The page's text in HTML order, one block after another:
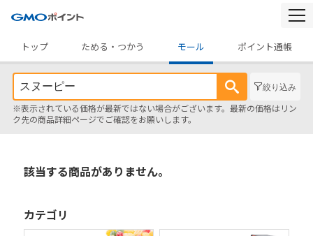
トップ
ためる・つかう モール ポイント通帳
絞り込み
※表示されている価格が最新ではない場合がございます。最新の価格はリン
ク先の商品詳細ページでご確認をお願いします。
該当する商品がありません。
カテゴリ